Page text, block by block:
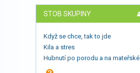
STOB SKUPINY
Když se chce, tak to jde
Kila a stres
Hubnutí po porodu a na mateřské